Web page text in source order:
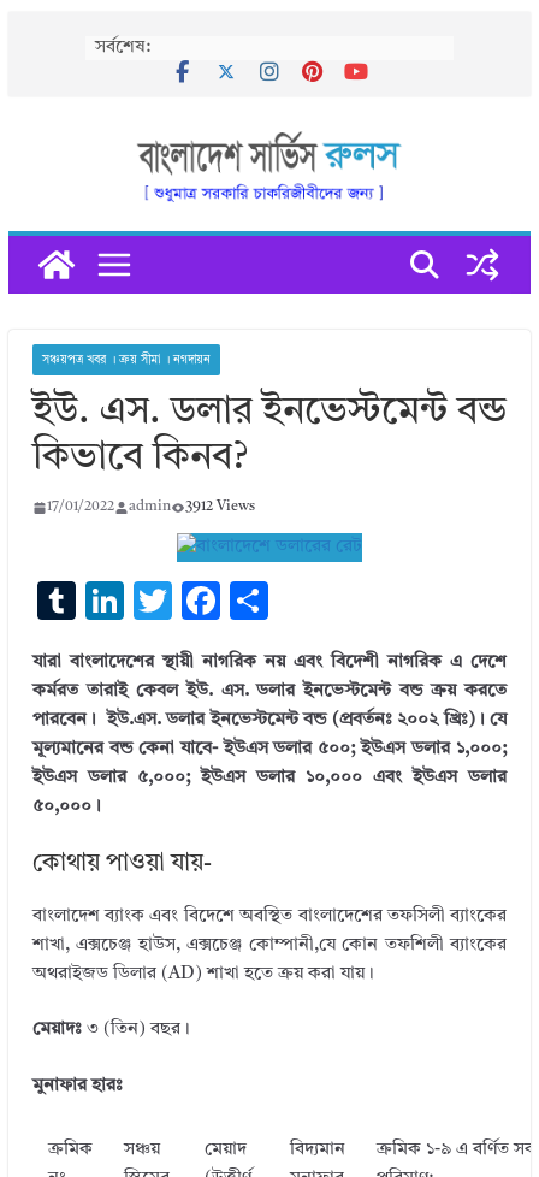
সর্বশেষ:
সঞ্চয়পত্র খবর । ক্রয় সীমা । নগদায়ন
ইউ. এস. ডলার ইনভেস্টমেন্ট বন্ড
কিভাবে কিনব?
17/01/2022 admin 3912 Views
T
m
bl
r
Li
k
e
dI
n
T
it
te
r
F
e
b
o
o
ar
e
যারা বাংলাদেশের স্থায়ী নাগরিক নয় এবং বিদেশী নাগরিক এ দেশে
কর্মরত তারাই কেবল ইউ. এস. ডলার ইনভেস্টমেন্ট বন্ড ক্রয় করতে
পারবেন। ইউ.এস. ডলার ইনভেস্টমেন্ট বন্ড (প্রবর্তনঃ ২০০২ খ্রিঃ)। যে
মূল্যমানের বন্ড কেনা যাবে- ইউএস ডলার ৫০০; ইউএস ডলার ১,০০০;
ইউএস ডলার ৫,০০০; ইউএস ডলার ১০,০০০ এবং ইউএস ডলার
৫০,০০০।
কোথায় পাওয়া যায়-
বাংলাদেশ ব্যাংক এবং বিদেশে অবস্থিত বাংলাদেশের তফসিলী ব্যাংকের
শাখা, এক্সচেঞ্জ হাউস, এক্সচেঞ্জ কোম্পানী,যে কোন তফশিলী ব্যাংকের
অথরাইজড ডিলার (AD) শাখা হতে ক্রয় করা যায়।
মেয়াদঃ৩ (তিন) বছর।
মুনাফার হারঃ
ক্রমিক
সঞ্চয়
মেয়াদ
বিদ্যমান
ক্রমিক ১-৯ এ বর্ণিত